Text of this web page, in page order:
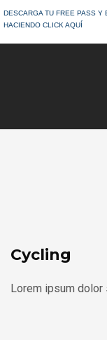
DESCARGA TU FREE PASS Y
HACIENDO CLICK AQUÍ
Cycling
Lorem ipsum dolor